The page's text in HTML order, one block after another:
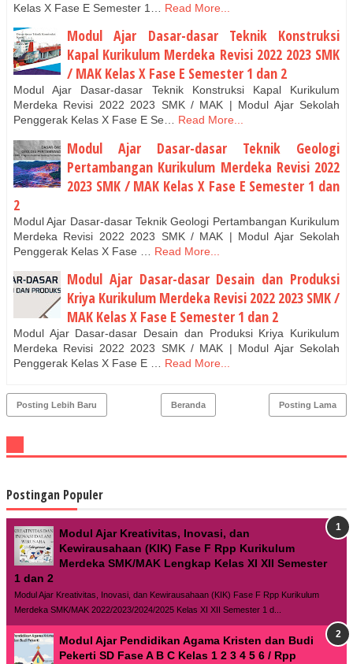
Kelas X Fase E Semester 1…
Read More...
Modul Ajar Dasar-dasar Teknik Konstruksi
Kapal Kurikulum Merdeka Revisi 2022 2023 SMK
/ MAK Kelas X Fase E Semester 1 dan 2
Modul Ajar Dasar-dasar Teknik Konstruksi Kapal Kurikulum
Merdeka Revisi 2022 2023 SMK / MAK | Modul Ajar Sekolah
Penggerak Kelas X Fase E Se…
Read More...
Modul Ajar Dasar-dasar Teknik Geologi
Pertambangan Kurikulum Merdeka Revisi 2022
2023 SMK / MAK Kelas X Fase E Semester 1 dan
2
Modul Ajar Dasar-dasar Teknik Geologi Pertambangan Kurikulum
Merdeka Revisi 2022 2023 SMK / MAK | Modul Ajar Sekolah
Penggerak Kelas X Fase …
Read More...
Modul Ajar Dasar-dasar Desain dan Produksi
Kriya Kurikulum Merdeka Revisi 2022 2023 SMK /
MAK Kelas X Fase E Semester 1 dan 2
Modul Ajar Dasar-dasar Desain dan Produksi Kriya Kurikulum
Merdeka Revisi 2022 2023 SMK / MAK | Modul Ajar Sekolah
Penggerak Kelas X Fase E …
Read More...
Posting Lebih Baru Posting Lama
Beranda
Postingan Populer
Modul Ajar Kreativitas, Inovasi, dan
Kewirausahaan (KIK) Fase F Rpp Kurikulum
Merdeka SMK/MAK Lengkap Kelas XI XII Semester
1 dan 2
Modul Ajar Kreativitas, Inovasi, dan Kewirausahaan (KIK) Fase F Rpp Kurikulum
Merdeka SMK/MAK 2022/2023/2024/2025 Kelas XI XII Semester 1 d...
Modul Ajar Pendidikan Agama Kristen dan Budi
Pekerti SD Fase A B C Kelas 1 2 3 4 5 6 / Rpp